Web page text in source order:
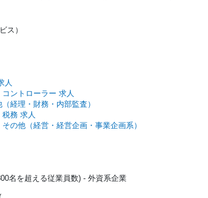
ス）
人
コントローラー 求人
（経理・財務・内部監査）
務 求人
その他（経営・経営企画・事業企画系）
名を超える従業員数) - 外資系企業